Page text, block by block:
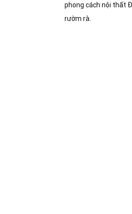
phong cách nội thất
rườm rà.